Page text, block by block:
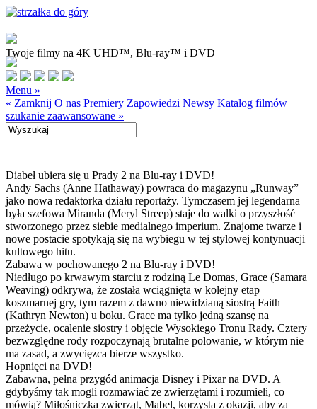
Twoje filmy na 4K UHD™, Blu-ray™ i DVD
Menu »
« Zamknij O nas Premiery Zapowiedzi Newsy Katalog filmów
szukanie zaawansowane »
Diabeł ubiera się u Prady 2 na Blu-ray i DVD!
Andy Sachs (Anne Hathaway) powraca do magazynu „Runway”
jako nowa redaktorka działu reportaży. Tymczasem jej legendarna
była szefowa Miranda (Meryl Streep) staje do walki o przyszłość
stworzonego przez siebie medialnego imperium. Znajome twarze i
nowe postacie spotykają się na wybiegu w tej stylowej kontynuacji
kultowego hitu.
Zabawa w pochowanego 2 na Blu-ray i DVD!
Niedługo po krwawym starciu z rodziną Le Domas, Grace (Samara
Weaving) odkrywa, że została wciągnięta w kolejny etap
koszmarnej gry, tym razem z dawno niewidzianą siostrą Faith
(Kathryn Newton) u boku. Grace ma tylko jedną szansę na
przeżycie, ocalenie siostry i objęcie Wysokiego Tronu Rady. Cztery
bezwzględne rody rozpoczynają brutalne polowanie, w którym nie
ma zasad, a zwycięzca bierze wszystko.
Hopnięci na DVD!
Zabawna, pełna przygód animacja Disney i Pixar na DVD. A
gdybyśmy tak mogli rozmawiać ze zwierzętami i rozumieli, co
mówią? Miłośniczka zwierząt, Mabel, korzysta z okazji, aby za